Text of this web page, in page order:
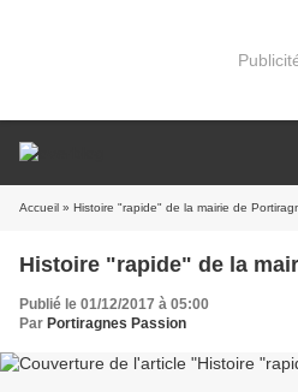
Accueil » Histoire "rapide" de la mairie de
Histoire "rapide" de la
Publié le 01/12/2017 à 05:00
Par Portiragnes Passion